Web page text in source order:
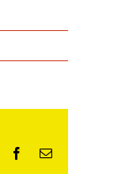
Facebook
E-